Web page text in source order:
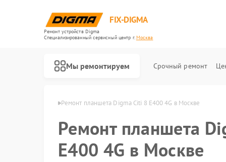
FIX-DIGMA
Ремонт устройств Digma
Специализированный cервисный центр г.Москва
Мы ремонтируем Срочный ремонт
Ремонт планшета Digma Citi 8 E400 4G в Москве
Ремонт планшета
E400 4G в Москве